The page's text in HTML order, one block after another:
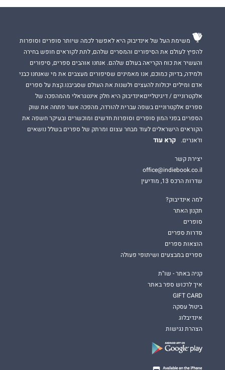
משימת העל של אינדיבוק היא לאפשר לכמה שיותר סופרים וסופרות
להפיץ לעולם את הסיפורים והמסרים שלהם, לתת לקוראים חופש בחירה
והעשיר את כוח הקריאה בעולם שלהם. אנחנו אוהבים ספרים, סיפורים
ולמידה, בדיוק כמוכם, אנו מאמינים שסיפורים מעצבים את מי שאנחנו כבני
אדם ומילים יכולות להעצים ולשנות את העולם שסביבנו.קצת על ספרים
אלקטרוניים / דיגיטלייםאינדיבוק היא חלק אינטגראלי מהמהפכה של
ספרים אלקטרוניים בשפה עברית להורדה, מהפכה אשר פתחה את שוק
הספרים בפני המון סופרים וסופרות חדשים ומוכשרים ובעיקר חשפה את
הקוראים הישראלים לעוד מבחר עצום ומרתק של ספרים בשלל נושאים
וז'אנרים.
קרא עוד
יצירת קשר
office@indiebook.co.il
שדרות הרכס 13, מודיעין
למה אינדיבוק?
תקנון האתר
סופרים
סדרות ספרים
הוצאות ספרים
ספרים במבצעים ושיתופי פעולה
קניה באתר - שו"ת
איך לרכוש ספר באתר
GIFT CARD
ביטול עסקה
אינדיבלוג
הצהרת נגישות